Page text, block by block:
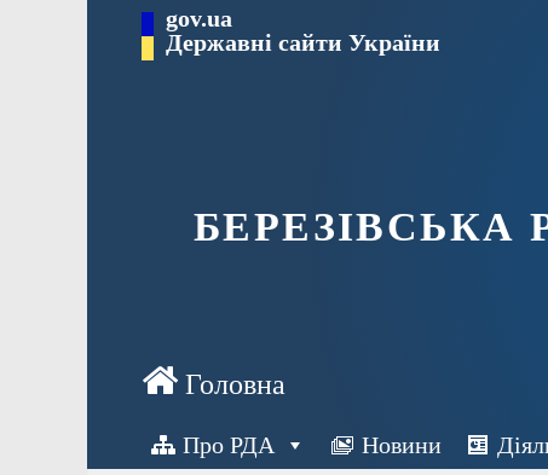
Перейти gov.ua
Державні сайти України
БЕРЕЗІВСЬКА
Про РДА Новини